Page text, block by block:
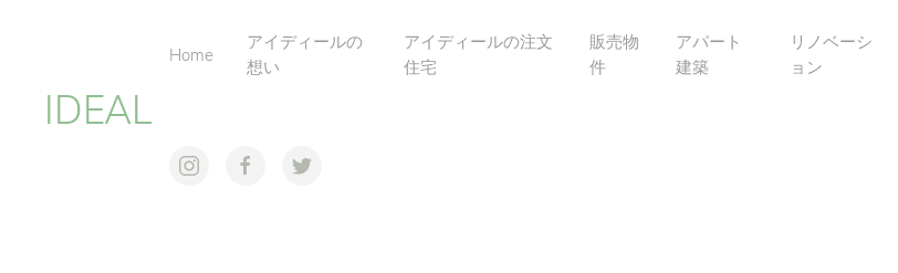
IDEAL
Home
アイディールの
想い
アイディールの注文
住宅
販売物
件
アパート
建築
リノベーシ
ョン